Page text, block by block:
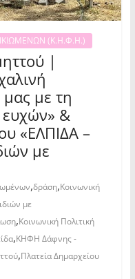
(Κ.Η.Φ.Η.)
|
με τη
&
«ΕΛΠΙΔΑ –
με
,δράση,Κοινωνική
με
,Κοινωνική Πολιτική
,ΚΗΦΗ Δάφνης -
,Πλατεία Δημαρχείου